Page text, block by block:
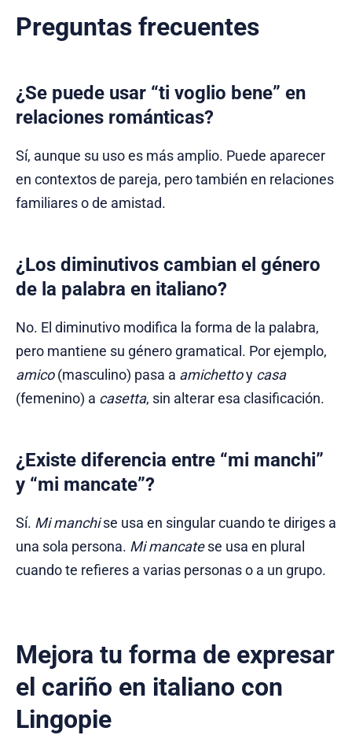
Preguntas frecuentes
¿Se puede usar “ti voglio bene” en
relaciones románticas?
Sí, aunque su uso es más amplio. Puede aparecer
en contextos de pareja, pero también en relaciones
familiares o de amistad.
¿Los diminutivos cambian el género
de la palabra en italiano?
No. El diminutivo modifica la forma de la palabra,
pero mantiene su género gramatical. Por ejemplo,
amico(masculino) pasa a amichettoy casa
(femenino) a casetta, sin alterar esa clasificación.
¿Existe diferencia entre “mi manchi”
y “mi mancate”?
Sí. Mi manchise usa en singular cuando te diriges a
una sola persona. Mi mancatese usa en plural
cuando te refieres a varias personas o a un grupo.
Mejora tu forma de expresar
el cariño en italiano con
Lingopie